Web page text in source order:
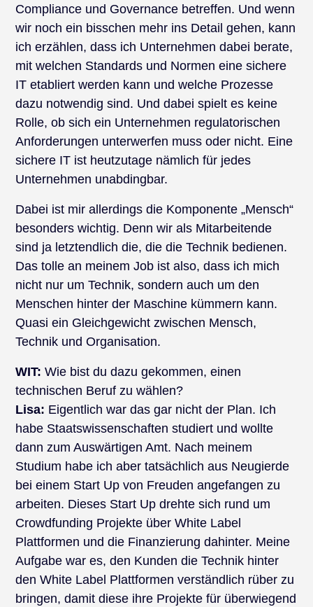
Compliance und Governance betreffen. Und wenn
wir noch ein bisschen mehr ins Detail gehen, kann
ich erzählen, dass ich Unternehmen dabei berate,
mit welchen Standards und Normen eine sichere
IT etabliert werden kann und welche Prozesse
dazu notwendig sind. Und dabei spielt es keine
Rolle, ob sich ein Unternehmen regulatorischen
Anforderungen unterwerfen muss oder nicht. Eine
sichere IT ist heutzutage nämlich für jedes
Unternehmen unabdingbar.
Dabei ist mir allerdings die Komponente „Mensch“
besonders wichtig. Denn wir als Mitarbeitende
sind ja letztendlich die, die die Technik bedienen.
Das tolle an meinem Job ist also, dass ich mich
nicht nur um Technik, sondern auch um den
Menschen hinter der Maschine kümmern kann.
Quasi ein Gleichgewicht zwischen Mensch,
Technik und Organisation.
WIT: Wie bist du dazu gekommen, einen
technischen Beruf zu wählen?
Lisa: Eigentlich war das gar nicht der Plan. Ich
habe Staatswissenschaften studiert und wollte
dann zum Auswärtigen Amt. Nach meinem
Studium habe ich aber tatsächlich aus Neugierde
bei einem Start Up von Freuden angefangen zu
arbeiten. Dieses Start Up drehte sich rund um
Crowdfunding Projekte über White Label
Plattformen und die Finanzierung dahinter. Meine
Aufgabe war es, den Kunden die Technik hinter
den White Label Plattformen verständlich rüber zu
bringen, damit diese ihre Projekte für überwiegend